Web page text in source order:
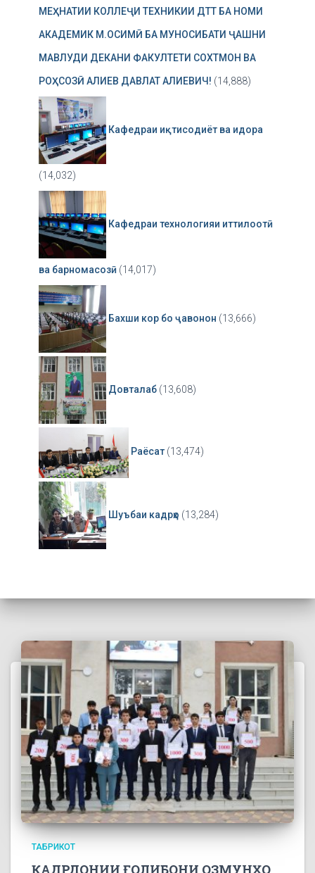
МЕҲНАТИИ КОЛЛЕҶИ ТЕХНИКИИ ДТТ БА НОМИ
АКАДЕМИК М.ОСИМӢ БА МУНОСИБАТИ ҶАШНИ
МАВЛУДИ ДЕКАНИ ФАКУЛТЕТИ СОХТМОН ВА
РОҲСОЗӢ АЛИЕВ ДАВЛАТ АЛИЕВИЧ! (14,888)
Кафедраи иқтисодиёт ва идора
(14,032)
Кафедраи технологияи иттилоотӣ
ва барномасозӣ (14,017)
Бахши кор бо ҷавонон (13,666)
Довталаб (13,608)
Раёсат (13,474)
Шуъбаи кадрҳо (13,284)
ТАБРИКОТ
ҚАДРДОНИИ ҒОЛИБОНИ ОЗМУНҲО